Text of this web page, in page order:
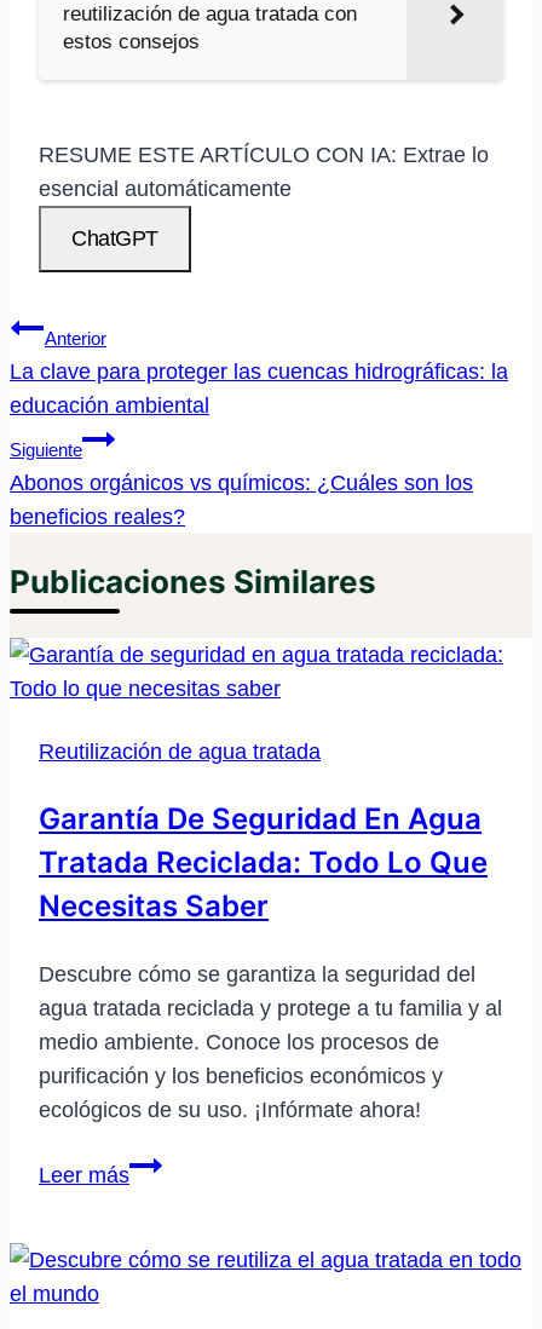
reutilización de agua tratada con
estos consejos
RESUME ESTE ARTÍCULO CON IA: Extrae lo
esencial automáticamente
ChatGPT
Navegación
De
Entradas
Anterior
La clave para proteger las cuencas hidrográficas: la
educación ambiental
Siguiente
Abonos orgánicos vs químicos: ¿Cuáles son los
beneficios reales?
Publicaciones Similares
Reutilización de agua tratada
Garantía De Seguridad En Agua
Tratada Reciclada: Todo Lo Que
Necesitas Saber
Descubre cómo se garantiza la seguridad del
agua tratada reciclada y protege a tu familia y al
medio ambiente. Conoce los procesos de
purificación y los beneficios económicos y
ecológicos de su uso. ¡Infórmate ahora!
Leer másGarantía
en